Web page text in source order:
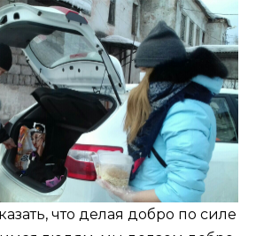
что делая добро по силе